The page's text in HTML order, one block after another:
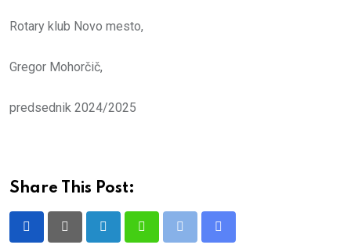
Rotary klub Novo mesto,
Gregor Mohorčič,
predsednik 2024/2025
Share This Post: